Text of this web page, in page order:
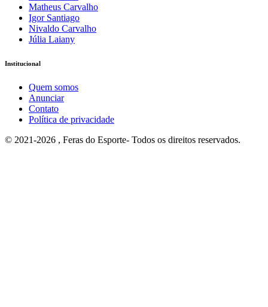
Matheus Carvalho
Igor Santiago
Nivaldo Carvalho
Júlia Laiany
Institucional
Quem somos
Anunciar
Contato
Política de privacidade
© 2021-2026 , Feras do Esporte- Todos os direitos reservados.